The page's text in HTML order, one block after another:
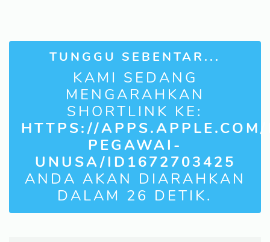
TUNGGU SEBENTAR...
KAMI SEDANG
MENGARAHKAN
SHORTLINK KE:
HTTPS://
PEGAWAI-
UNUSA/ID1672703425
ANDA AKAN DIARAHKAN
DALAM 25 DETIK.